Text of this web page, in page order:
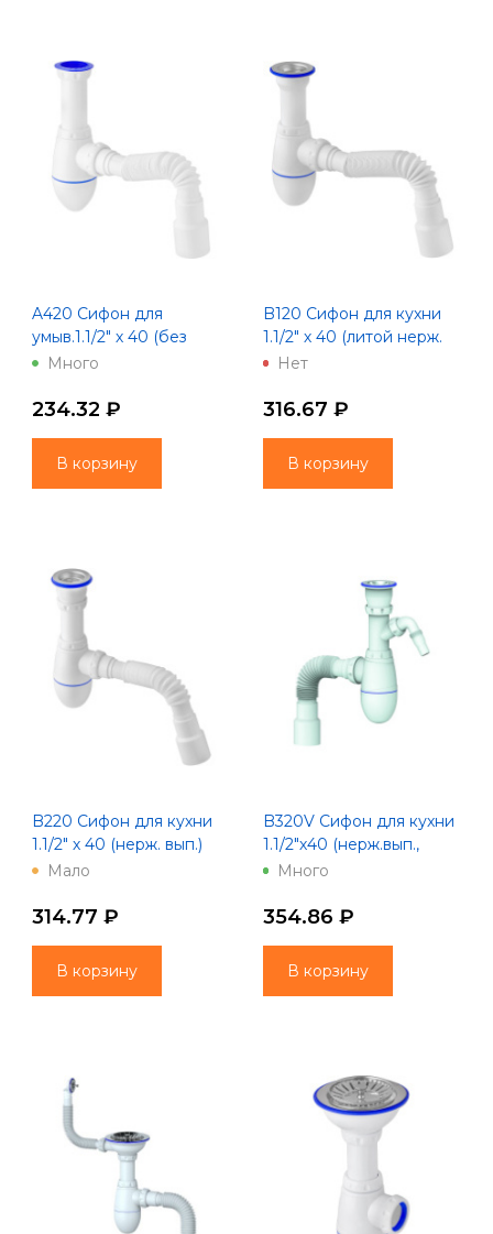
A420 Сифон для
умыв.1.1/2" х 40 (без
выпуска) с унив. г. т. 40 х
Много
234.32 ₽
В корзину
B120 Сифон для кухни
1.1/2" х 40 (литой нерж.
вып) с унив. г. т.
Нет
316.67 ₽
В корзину
B220 Сифон для кухни
1.1/2" х 40 (нерж. вып.)
унив. г. т. 40х40/50
Мало
314.77 ₽
В корзину
B320V Сифон для кухни
1.1/2"х40 (нерж.вып.,
отвод для стир.маш) с
Unicorn
Много
354.86 ₽
В корзину